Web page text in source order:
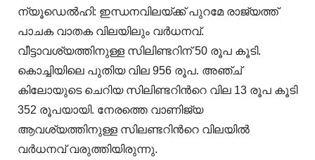
ന്യൂഡെൽഹി: ഇന്ധനവിലയ്ക്ക് പുറമേ രാജ്യത്ത്
പാചക വാതക വിലയിലും വർധനവ്.
വീട്ടാവശ്യത്തിനുള്ള സിലിണ്ടറിന് 50 രൂപ കൂടി.
കൊച്ചിയിലെ പുതിയ വില 956 രൂപ. അഞ്ച്
കിലോയുടെ ചെറിയ സിലിണ്ടറിന്‍റെ വില 13 രൂപ കൂടി
352 രൂപയായി. നേരത്തെ വാണിജ്യ
ആവശ്യത്തിനുള്ള സിലണ്ടറിന്‍റെ വിലയില്‍
വർധനവ് വരുത്തിയിരുന്നു.